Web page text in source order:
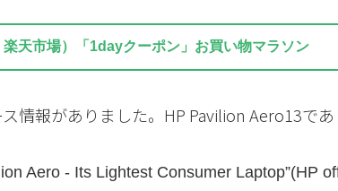
楽天市場）「1dayクーポン」お買い物マラソン
情報がありました。HP Pavilion Aero13であ
Aero ‐ Its Lightest Consumer Laptop”(HP